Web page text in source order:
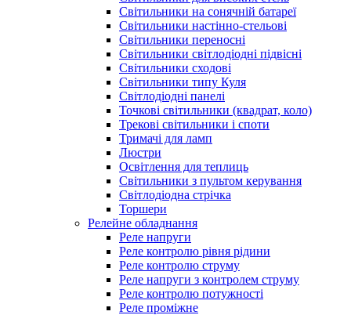
Світильники на сонячній батареї
Світильники настінно-стельові
Світильники переносні
Світильники світлодіодні підвісні
Світильники сходові
Світильники типу Куля
Світлодіодні панелі
Точкові світильники (квадрат, коло)
Трекові світильники і споти
Тримачі для ламп
Люстри
Освітлення для теплиць
Світильники з пультом керування
Світлодіодна стрічка
Торшери
Релейне обладнання
Реле напруги
Реле контролю рівня рідини
Реле контролю струму
Реле напруги з контролем струму
Реле контролю потужності
Реле проміжне